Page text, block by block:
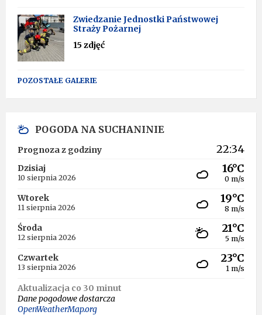
Zwiedzanie Jednostki Państwowej
Straży Pożarnej
15 zdjęć
POZOSTAŁE GALERIE
POGODA NA SUCHANINIE
Prognoza z godziny 22:34
Dzisiaj
10 sierpnia 2026
16°C
0 m/s
Wtorek
11 sierpnia 2026
19°C
8 m/s
Środa
12 sierpnia 2026
21°C
5 m/s
Czwartek
13 sierpnia 2026
23°C
1 m/s
Aktualizacja co 30 minut
Dane pogodowe dostarcza
OpenWeatherMap.org